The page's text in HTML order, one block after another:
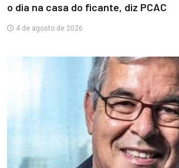
o dia na casa do ficante, diz PCAC
4 de agosto de 2026